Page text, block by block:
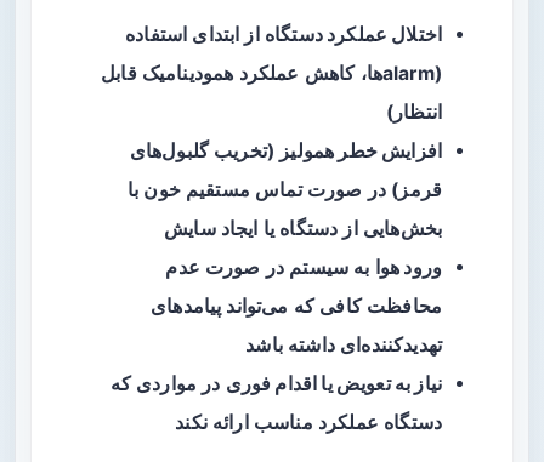
اختلال عملکرد دستگاه از ابتدای استفاده
(alarmها، کاهش عملکرد همودینامیک قابل
انتظار)
افزایش خطر همولیز (تخریب گلبول‌های
قرمز) در صورت تماس مستقیم خون با
بخش‌هایی از دستگاه یا ایجاد سایش
ورود هوا به سیستم در صورت عدم
محافظت کافی که می‌تواند پیامدهای
تهدیدکننده‌ای داشته باشد
نیاز به تعویض یا اقدام فوری در مواردی که
دستگاه عملکرد مناسب ارائه نکند